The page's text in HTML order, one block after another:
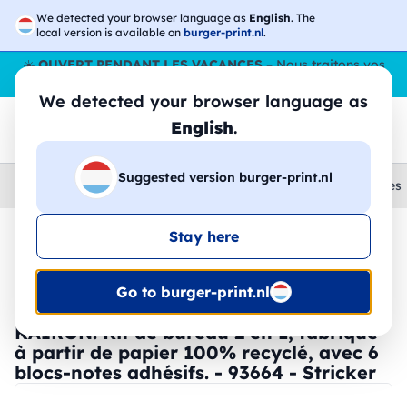
We detected your browser language as English. The
local version is available on burger-print.nl.
We detected your browser language as
English.
Suggested version burger-print.nl
Stay here
Go to burger-print.nl
☀️OUVERT PENDANT LES VACANCES– Nous traitons vos
Papeterie › gommes-et-taille-crayons-personnalises
🔥 Impression DTF à -30 %
KAIRON. Kit de bureau 2 en 1, fabriqué
à partir de papier 100% recyclé, avec 6
blocs-notes adhésifs. - 93664 - Stricker